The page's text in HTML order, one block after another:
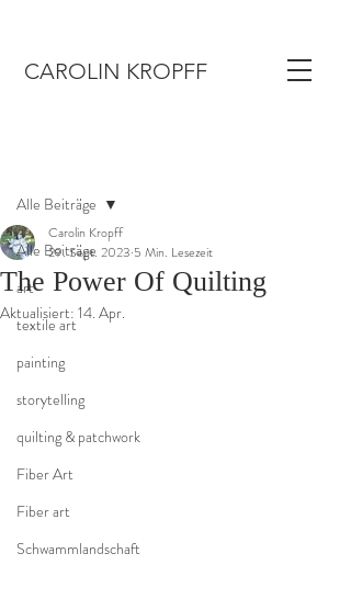
CAROLIN KROPFF
Alle Beiträge
art
textile art
painting
storytelling
quilting & patchwork
Fiber Art
Fiber art
Schwammlandschaft
Alle Beiträge
The Power Of Quilting
Carolin Kropff
29. Sept. 2023 5 Min. Lesezeit
Aktualisiert: 14. Apr.